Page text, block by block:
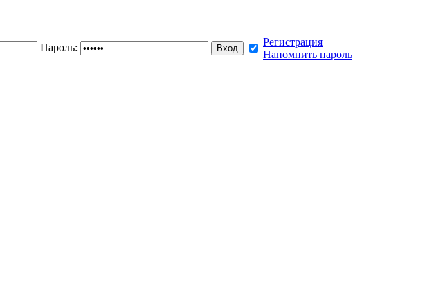
Пароль:
Регистрация
Напомнить пароль